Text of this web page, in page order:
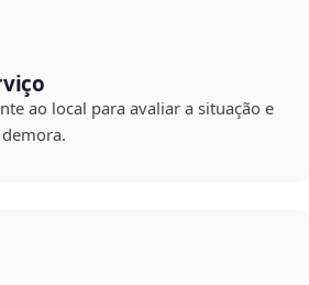
ao local para avaliar a situação e